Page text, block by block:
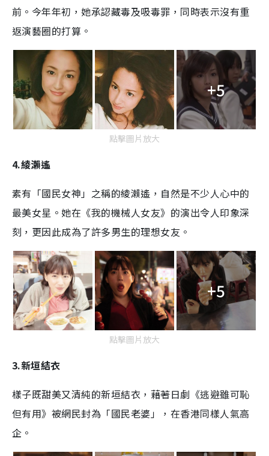
前。今年年初，她承認藏毒及吸毒罪，同時表示沒有重
返演藝圈的打算。
+5
點擊圖片放大
4.綾瀨遙
素有「國民女神」之稱的綾瀨遙，自然是不少人心中的
最美女星。她在《我的機械人女友》的演出令人印象深
刻，更因此成為了許多男生的理想女友。
+5
點擊圖片放大
3.新垣結衣
樣子既甜美又清純的新垣結衣，藉著日劇《逃避雖可恥
但有用》被網民封為「國民老婆」，在香港同樣人氣高
企。